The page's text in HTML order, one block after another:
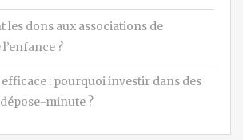
les dons aux associations de
?
: pourquoi investir dans des
minute ?